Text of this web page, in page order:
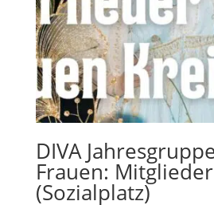
DIVA
Frauen:
(Sozialplatz)